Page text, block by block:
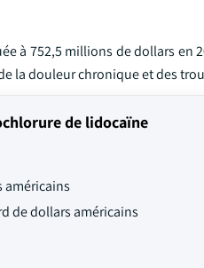
à 752,5 millions de dollars en
la douleur chronique et des
de lidocaïne
américains
de dollars américains